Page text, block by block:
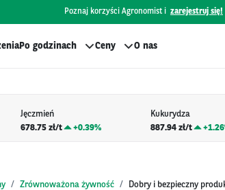
Poznaj korzyści Agronomist i zarejestruj się!
Po godzinach Ceny O nas
Jęczmień
678.75 zł/t
+0.39%
Kukurydza
887.94 zł/t
+
Zrównoważona żywność Dobry i bezpieczny